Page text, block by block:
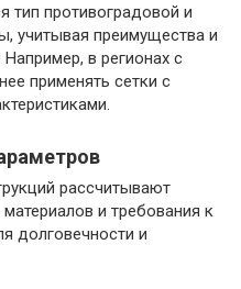
тип противоградовой и
учитывая преимущества и
в регионах с
применять сетки с
рассчитывают
и требования к
долговечности и